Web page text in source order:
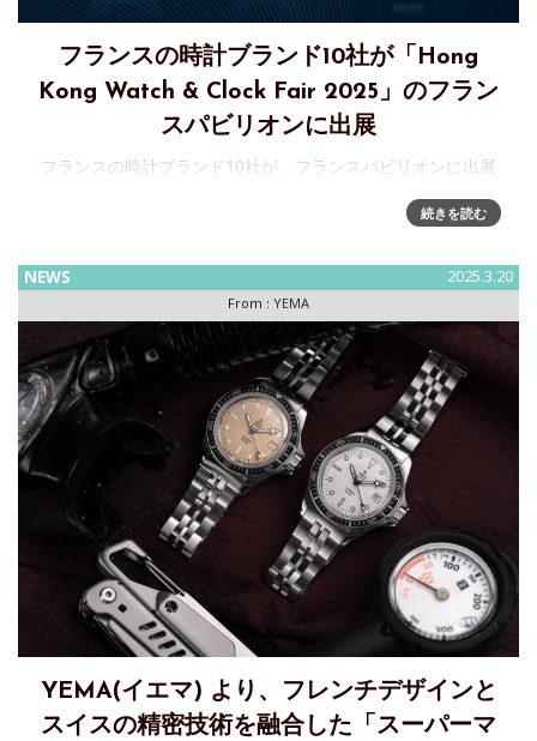
フランスの時計ブランド10社が「Hong
Kong Watch & Clock Fair 2025」のフラン
スパビリオンに出展
フランスの時計ブランド10社が、フランスパビリオンに出展
6日まで開催 2025年9月2日から6日まで開催される「Hong
続きを読む
NEWS 2025.3.20
From : YEMA
YEMA(イエマ) より、フレンチデザインと
スイスの精密技術を融合した「スーパーマ